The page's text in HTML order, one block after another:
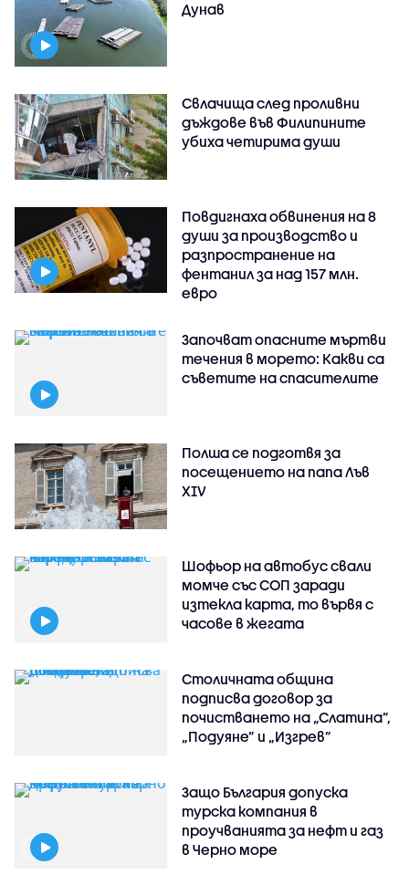
Дунав
Свлачища след проливни
дъждове във Филипините
убиха четирима души
Повдигнаха обвинения на 8
души за производство и
разпространение на
фентанил за над 157 млн.
евро
Започват опасните мъртви
течения в морето: Какви са
съветите на спасителите
Полша се подготвя за
посещението на папа Лъв
XIV
Шофьор на автобус свали
момче със СОП заради
изтекла карта, то вървя с
часове в жегата
Столичната община
подписва договор за
почистването на „Слатина”,
„Подуяне” и „Изгрев”
Защо България допуска
турска компания в
проучванията за нефт и газ
в Черно море